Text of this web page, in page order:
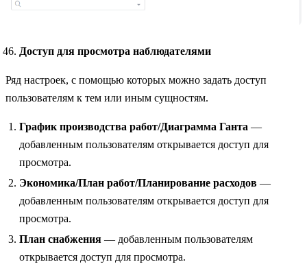
Доступ для просмотра наблюдателями
Ряд настроек, с помощью которых можно задать доступ
пользователям к тем или иным сущностям.
График производства работ/Диаграмма Ганта —
добавленным пользователям открывается доступ для
просмотра.
Экономика/План работ/Планирование расходов —
добавленным пользователям открывается доступ для
просмотра.
План снабжения — добавленным пользователям
открывается доступ для просмотра.